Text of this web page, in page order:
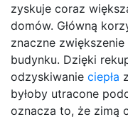
zyskuje coraz
domów. Główną
znaczne
budynku. Dzięki
odzyskiwanie ciepła
byłoby utracone
oznacza to, że zimą